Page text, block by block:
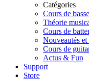
Catégories
Cours de basse
Théorie
Cours de
Nouveautés
Cours de
Actus & Fun
Support
Store